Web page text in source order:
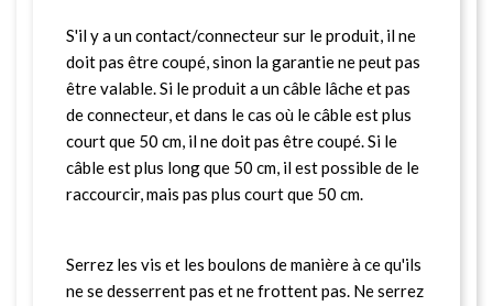
S'il y a un contact/connecteur sur le produit, il ne
doit pas être coupé, sinon la garantie ne peut pas
être valable. Si le produit a un câble lâche et pas
de connecteur, et dans le cas où le câble est plus
court que 50 cm, il ne doit pas être coupé. Si le
câble est plus long que 50 cm, il est possible de le
raccourcir, mais pas plus court que 50 cm.
Serrez les vis et les boulons de manière à ce qu'ils
ne se desserrent pas et ne frottent pas. Ne serrez